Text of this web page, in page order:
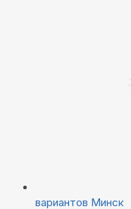
вариантов Минск